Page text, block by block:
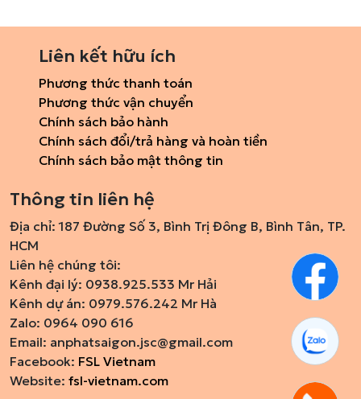
Liên kết hữu ích
Phương thức thanh toán
Phương thức vận chuyển
Chính sách bảo hành
Chính sách đổi/trả hàng và hoàn tiền
Chính sách bảo mật thông tin
Thông tin liên hệ
Địa chỉ: 187 Đường Số 3, Bình Trị Đông B, Bình Tân, TP.
HCM
Liên hệ chúng tôi:
Kênh đại lý: 0938.925.533 Mr Hải
Kênh dự án: 0979.576.242 Mr Hà
Zalo: 0964 090 616
Email: anphatsaigon.jsc@gmail.com
Facebook: FSL Vietnam
Website: fsl-vietnam.com